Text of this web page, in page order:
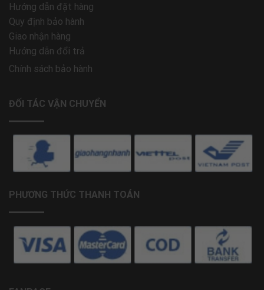
Hướng dẫn đặt hàng
Quy định bảo hành
Giao nhận hàng
Hướng dẫn đổi trả
Chính sách bảo hành
ĐỐI TÁC VẬN CHUYỂN
PHƯƠNG THỨC THANH TOÁN